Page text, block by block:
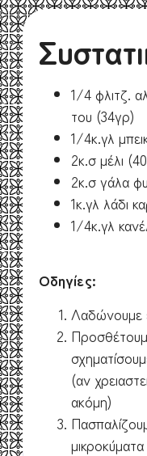
1/4 φλιτζ.
του (34γρ)
1/4κ.γλ
2κ.σ μέλι
2κ.σ γάλα
1κ.γλ λάδι
1/4κ.γλ
Οδηγίες:
Λαδώνουμε
(αν
ακόμη)
μικροκύματα